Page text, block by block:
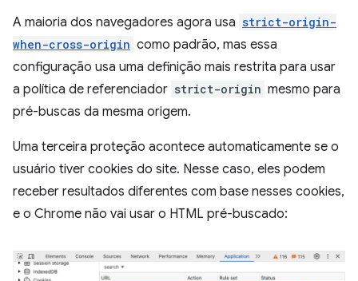
A maioria dos navegadores agora usa strict-origin-
when-cross-origin como padrão, mas essa
configuração usa uma definição mais restrita para usar
a política de referenciador strict-origin mesmo para
pré-buscas da mesma origem.
Uma terceira proteção acontece automaticamente se o
usuário tiver cookies do site. Nesse caso, eles podem
receber resultados diferentes com base nesses cookies,
e o Chrome não vai usar o HTML pré-buscado: